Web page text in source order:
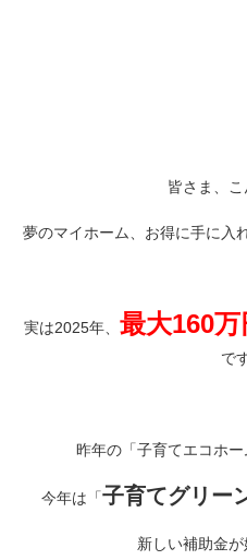
皆さま、こ
夢のマイホーム、お得に手に入
実は2025年、 最大160万
で
昨年の「子育てエコホー
今年は「子育てグリー
新しい補助金が